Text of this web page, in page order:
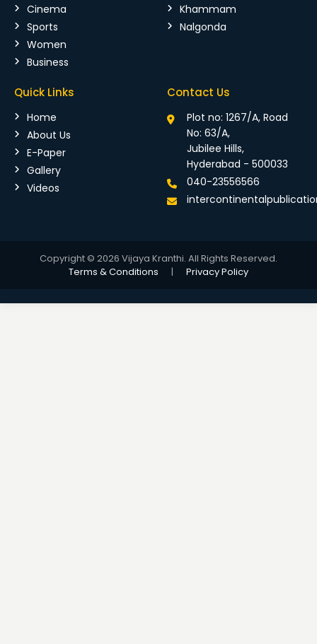
Cinema
Sports
Women
Business
Khammam
Nalgonda
Quick Links
Home
About Us
E-Paper
Gallery
Videos
Contact Us
Plot no: 1267/A, Road
No: 63/A,
Jubilee Hills,
Hyderabad - 500033
040-23556566
Copyright © 2026 Vijaya Kranthi. All Rights Reserved.
Terms & Conditions
| Privacy Policy